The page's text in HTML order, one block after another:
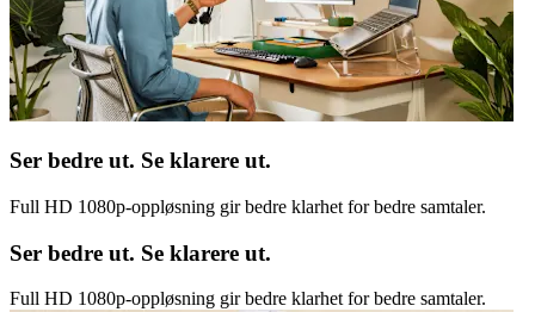
Ser bedre ut. Se klarere ut.
Full HD 1080p-oppløsning gir bedre klarhet for bedre samtaler.
Ser bedre ut. Se klarere ut.
Full HD 1080p-oppløsning gir bedre klarhet for bedre samtaler.